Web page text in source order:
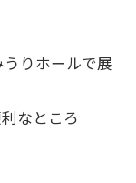
りホールで展
なところ